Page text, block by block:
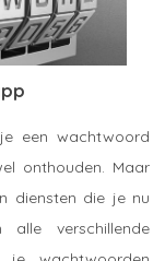
een wachtwoord
onthouden. Maar
diensten die je nu
verschillende